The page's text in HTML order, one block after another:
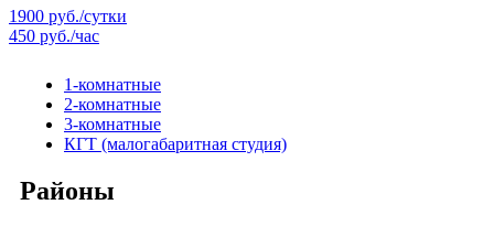
1900 руб./сутки
450 руб./час
1-комнатные
2-комнатные
3-комнатные
КГТ (малогабаритная студия)
Районы